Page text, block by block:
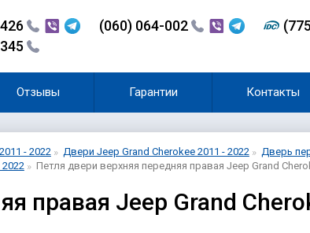
(060) 064-002
Отзывы Гарантии Контакты
- 2022 Двери Jeep Grand Cherokee 2011 - 2022
Дверь
Петля двери верхняя передняя правая Jeep Grand
правая Jeep Grand